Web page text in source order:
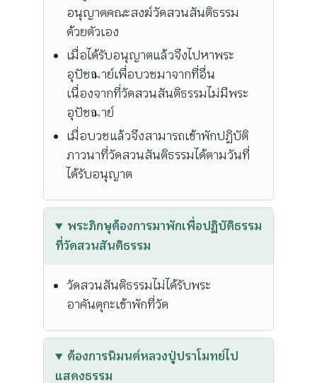
อนุญาตคณะสงฆ์วัดสวนสันติธรรม
ด้วยตัวเอง
เมื่อได้รับอนุญาตแล้วจึงไปหาพระ
อุปัชฌาย์เพื่อบวชมาจากที่อื่น
เนื่องจากที่วัดสวนสันติธรรมไม่มีพระ
อุปัชฌาย์
เมื่อบวชแล้วจึงสามารถเข้าพักปฏิบัติ
ภาวนาที่วัดสวนสันติธรรมได้ตามวันที่
ได้รับอนุญาต
พระภิกษุต้องการมาพักเพื่อปฏิบัติธรรม
ที่วัดสวนสันติธรรม
วัดสวนสันติธรรมไม่ได้รับพระ
อาคันตุกะเข้าพักที่วัด
ต้องการนิมนต์หลวงปู่ปราโมทย์ไป
แสดงธรรม